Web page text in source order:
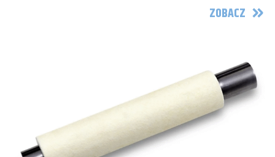
ZOBACZ